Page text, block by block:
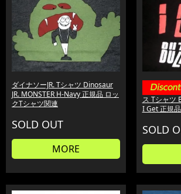
ダイナソーJR. Tシャツ Dinosaur
JR. MONSTER H-Navy 正規品 ロッ
クTシャツ関連
SOLD OUT
MORE
ス Tシャツ
I Get 正規
SOLD